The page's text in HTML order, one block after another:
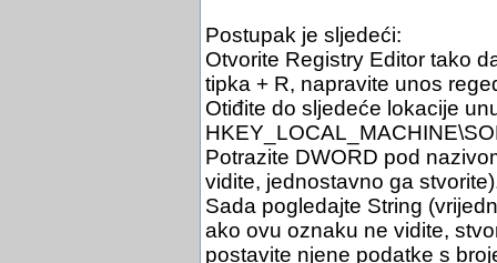
Postupak je sljedeći:
Otvorite Registry Editor tako
tipka + R, napravite unos
Otiđite do sljedeće lokacije
Potrazite DWORD pod
vidite, jednostavno ga
Sada pogledajte String
ako ovu oznaku ne vidite,
postavite njene podatke s